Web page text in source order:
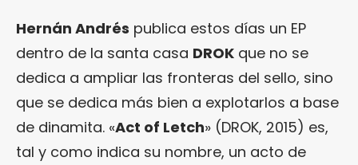
Hernán Andrés publica estos días un EP
dentro de la santa casa DROK que no se
dedica a ampliar las fronteras del sello, sino
que se dedica más bien a explotarlos a base
de dinamita. «Act of Letch» (DROK, 2015) es,
tal y como indica su nombre, un acto de